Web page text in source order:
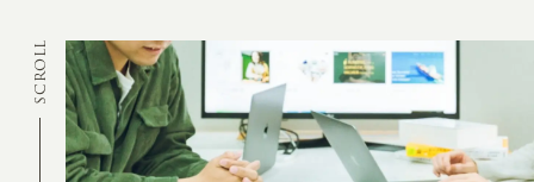
CREATION
MARKETING
SCROLL